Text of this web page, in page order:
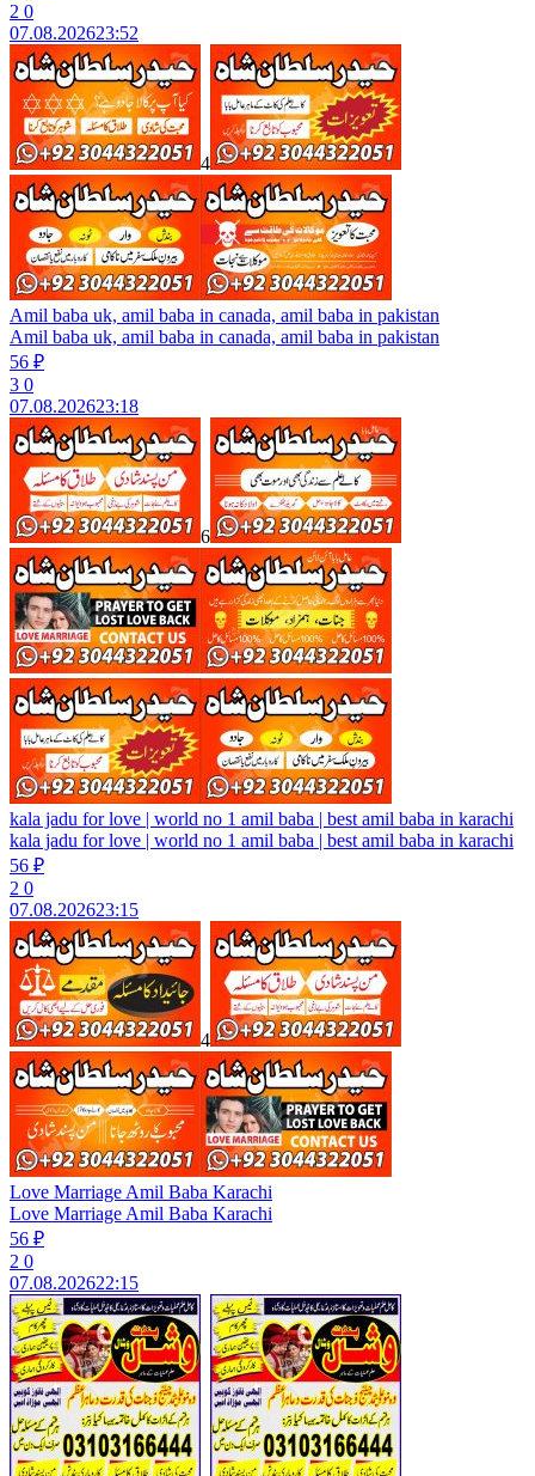
2 0
07.08.202623:52
4
Amil baba uk, amil baba in canada, amil baba in pakistan
Amil baba uk, amil baba in canada, amil baba in pakistan
56 ₽
3 0
07.08.202623:18
6
kala jadu for love | world no 1 amil baba | best amil baba in karachi
kala jadu for love | world no 1 amil baba | best amil baba in karachi
56 ₽
2 0
07.08.202623:15
4
Love Marriage Amil Baba Karachi
Love Marriage Amil Baba Karachi
56 ₽
2 0
07.08.202622:15